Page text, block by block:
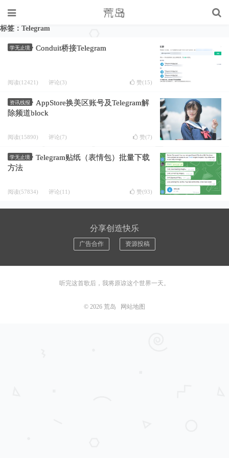
标签：Telegram
学无止境 Conduit桥接Telegram
阅读(12421) 评论(3) 赞(15)
资讯线报
AppStore换美区账号及Telegram解
除频道block
阅读(15890) 评论(7) 赞(7)
学无止境
Telegram贴纸（表情包）批量下载
方法
阅读(57834) 评论(11) 赞(93)
分享创造快乐
广告合作 资源投稿
听完这首歌后，我将原谅这个世界一天。
© 2026 荒岛 网站地图